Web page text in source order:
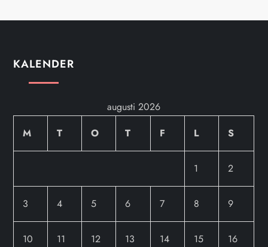
KALENDER
augusti 2026
M
T O T F L S
1 2
3 4 5 6 7 8 9
10 11 12 13 14 15 16